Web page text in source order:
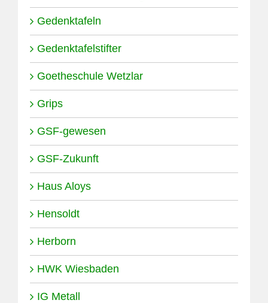
Gedenktafeln
Gedenktafelstifter
Goetheschule Wetzlar
Grips
GSF-gewesen
GSF-Zukunft
Haus Aloys
Hensoldt
Herborn
HWK Wiesbaden
IG Metall